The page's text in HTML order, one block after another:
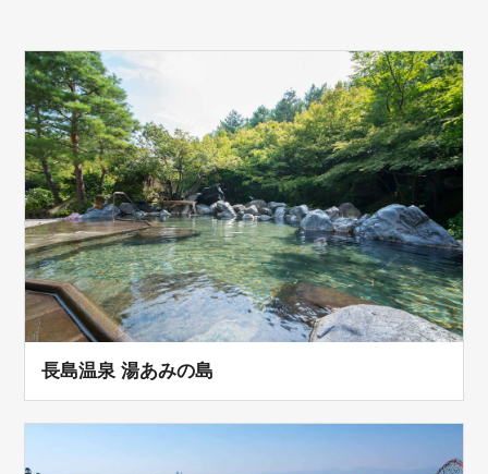
長島温泉 湯あみの島